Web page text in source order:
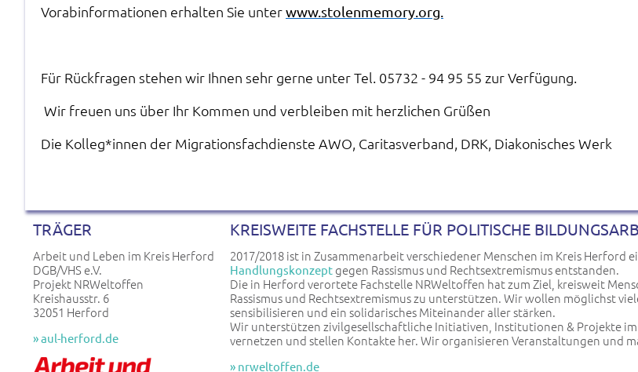
Vorabinformationen erhalten Sie unterwww.stolenmemory.org.
Für Rückfragen stehen wir Ihnen sehr gerne unter Tel. 05732 - 94 95 55 zur Verfügung.
Wir freuen uns über Ihr Kommen und verbleiben mit herzlichen Grüßen
Die Kolleg*innen der Migrationsfachdienste AWO, Caritasverband, DRK, Diakonisches Werk
TRÄGER
Arbeit und Leben im Kreis Herford
DGB/VHS e.V.
Projekt NRWeltoffen
Kreishausstr. 6
32051 Herford
» aul-herford.de
KREISWEITE FACHSTELLE FÜR POLITISCHE
2017/2018 ist in Zusammenarbeit verschiedener Menschen im Kreis Herford
Handlungskonzept gegen Rassismus und Rechtsextremismus entstanden.
Die in Herford verortete Fachstelle NRWeltoffen hat zum Ziel, kreisweit
Rassismus und Rechtsextremismus zu unterstützen. Wir wollen möglichst
sensibilisieren und ein solidarisches Miteinander aller stärken.
Wir unterstützen zivilgesellschaftliche Initiativen, Institutionen & Projekte
vernetzen und stellen Kontakte her. Wir organisieren Veranstaltungen und
» nrweltoffen.de